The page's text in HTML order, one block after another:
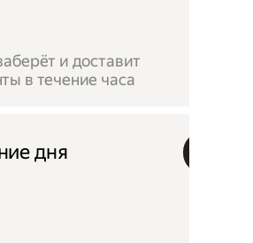
и доставит
в течение часа
дня